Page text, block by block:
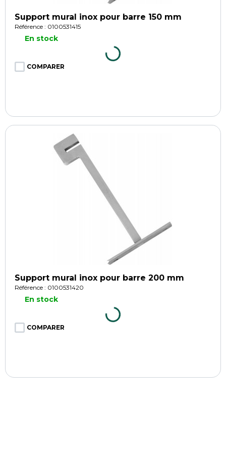
Support mural inox pour barre 150 mm
Référence : 0100531415
En stock
COMPARER
Support mural inox pour barre 200 mm
Référence : 0100531420
En stock
COMPARER